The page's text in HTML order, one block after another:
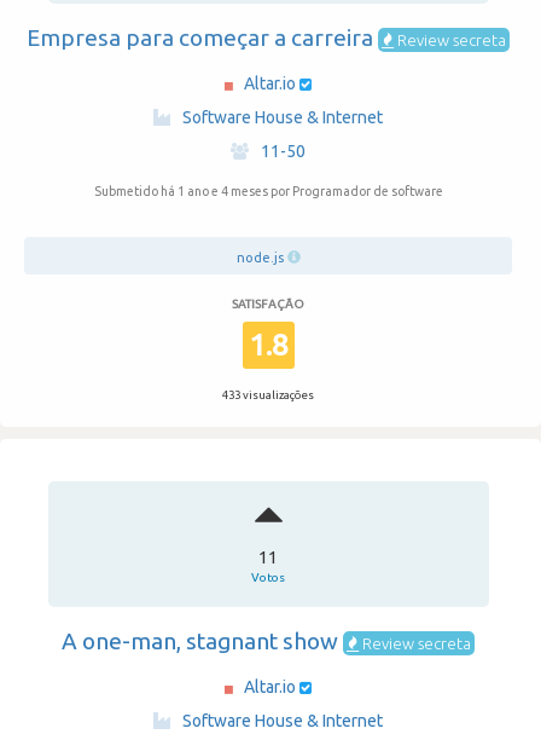
Empresa para começar a carreira Review secreta
Altar.io
Software House & Internet
·
11-50
Submetido há 1 ano e 4 meses por Programador de software
node.js
SATISFAÇÃO
1.8
433 visualizações
11
Votos
A one-man, stagnant show Review secreta
Altar.io
Software House & Internet